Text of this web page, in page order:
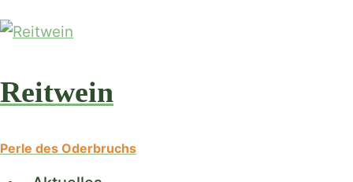
Inhalt
Reitwein
Perle des Oderbruchs